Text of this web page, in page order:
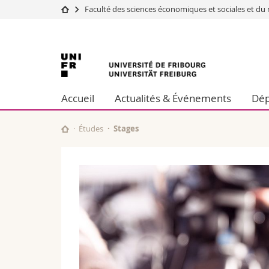
Etudes
Campus
Université
Formation continue
Lettres et
Sciences
Faculté des sciences économiques et sociales et
Université
de
Fribourg
Accueil Actualités & Événements
Études Stages